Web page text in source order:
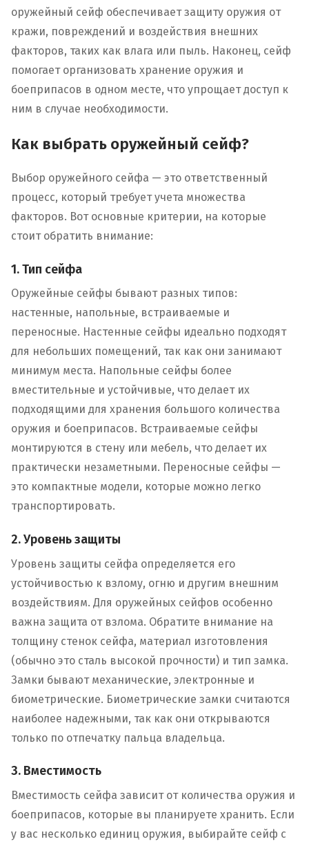
оружейный сейф обеспечивает защиту оружия от
кражи, повреждений и воздействия внешних
факторов, таких как влага или пыль. Наконец, сейф
помогает организовать хранение оружия и
боеприпасов в одном месте, что упрощает доступ к
ним в случае необходимости.
Как выбрать оружейный сейф?
Выбор оружейного сейфа — это ответственный
процесс, который требует учета множества
факторов. Вот основные критерии, на которые
стоит обратить внимание:
1. Тип сейфа
Оружейные сейфы бывают разных типов:
настенные, напольные, встраиваемые и
переносные. Настенные сейфы идеально подходят
для небольших помещений, так как они занимают
минимум места. Напольные сейфы более
вместительные и устойчивые, что делает их
подходящими для хранения большого количества
оружия и боеприпасов. Встраиваемые сейфы
монтируются в стену или мебель, что делает их
практически незаметными. Переносные сейфы —
это компактные модели, которые можно легко
транспортировать.
2. Уровень защиты
Уровень защиты сейфа определяется его
устойчивостью к взлому, огню и другим внешним
воздействиям. Для оружейных сейфов особенно
важна защита от взлома. Обратите внимание на
толщину стенок сейфа, материал изготовления
(обычно это сталь высокой прочности) и тип замка.
Замки бывают механические, электронные и
биометрические. Биометрические замки считаются
наиболее надежными, так как они открываются
только по отпечатку пальца владельца.
3. Вместимость
Вместимость сейфа зависит от количества оружия и
боеприпасов, которые вы планируете хранить. Если
у вас несколько единиц оружия, выбирайте сейф с